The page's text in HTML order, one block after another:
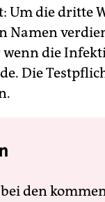
die dritte
Namen
die
Die
den